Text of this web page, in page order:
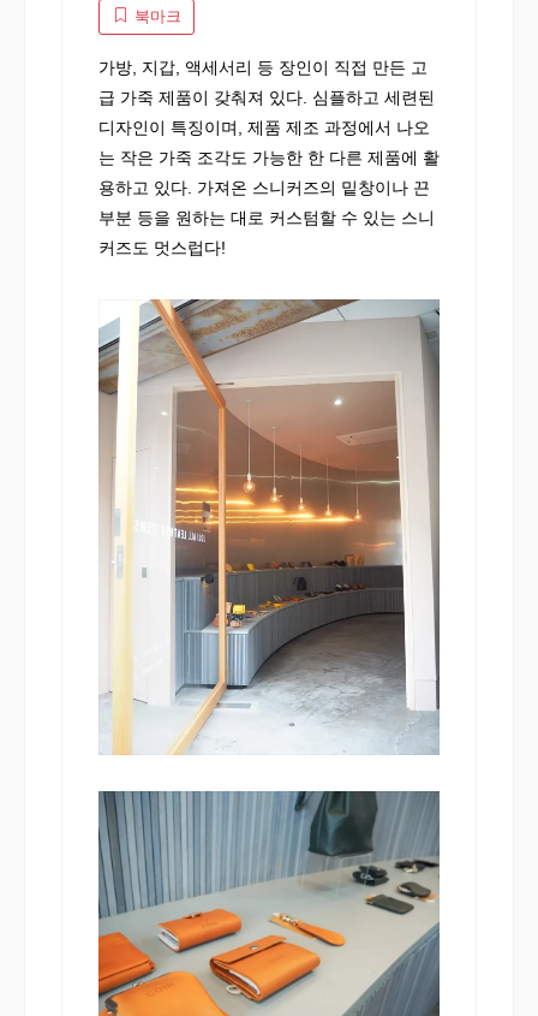
북마크
가방, 지갑, 액세서리 등 장인이 직접 만든 고
급 가죽 제품이 갖춰져 있다. 심플하고 세련된
디자인이 특징이며, 제품 제조 과정에서 나오
는 작은 가죽 조각도 가능한 한 다른 제품에 활
용하고 있다. 가져온 스니커즈의 밑창이나 끈
부분 등을 원하는 대로 커스텀할 수 있는 스니
커즈도 멋스럽다!